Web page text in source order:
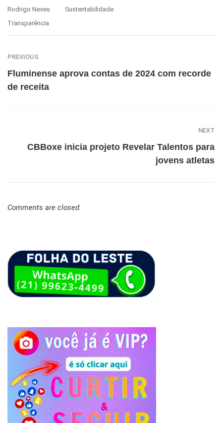
Rodrigo Neves
Sustentabilidade
Transparência
PREVIOUS
Fluminense aprova contas de 2024 com recorde
de receita
NEXT
CBBoxe inicia projeto Revelar Talentos para
jovens atletas
Comments are closed.